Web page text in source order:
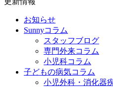
お知らせ
Sunnyコラム
スタッフブログ
専門外来コラム
小児科コラム
子どもの病気コラム
小児外科・消化器